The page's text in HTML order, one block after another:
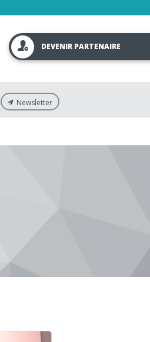
DEVENIR PARTENAIRE
Newsletter